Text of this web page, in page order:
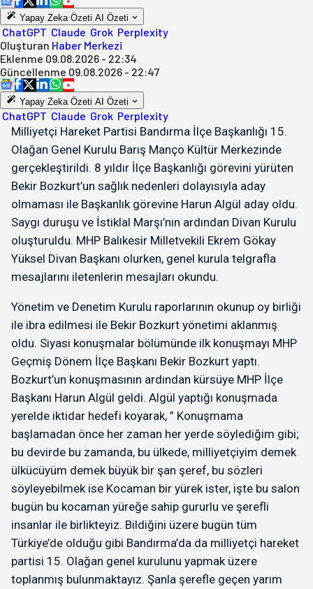
Yapay Zeka Özeti AI Özeti
ChatGPT Claude Grok Perplexity
Oluşturan Haber Merkezi
Eklenme 09.08.2026 - 22:34
Güncellenme 09.08.2026 - 22:47
Yapay Zeka Özeti AI Özeti
ChatGPT Claude Grok Perplexity
Milliyetçi Hareket Partisi Bandırma İlçe Başkanlığı 15.
Olağan Genel Kurulu Barış Manço Kültür Merkezinde
gerçekleştirildi. 8 yıldır İlçe Başkanlığı görevini yürüten
Bekir Bozkurt’un sağlık nedenleri dolayısıyla aday
olmaması ile Başkanlık görevine Harun Algül aday oldu.
Saygı duruşu ve İstiklal Marşı’nın ardından Divan Kurulu
oluşturuldu. MHP Balıkesir Milletvekili Ekrem Gökay
Yüksel Divan Başkanı olurken, genel kurula telgrafla
mesajlarını iletenlerin mesajları okundu.
Yönetim ve Denetim Kurulu raporlarının okunup oy birliği
ile ibra edilmesi ile Bekir Bozkurt yönetimi aklanmış
oldu. Siyasi konuşmalar bölümünde ilk konuşmayı MHP
Geçmiş Dönem İlçe Başkanı Bekir Bozkurt yaptı.
Bozkurt’un konuşmasının ardından kürsüye MHP İlçe
Başkanı Harun Algül geldi. Algül yaptığı konuşmada
yerelde iktidar hedefi koyarak, ” Konuşmama
başlamadan önce her zaman her yerde söylediğim gibi;
bu devirde bu zamanda, bu ülkede, milliyetçiyim demek
ülkücüyüm demek büyük bir şan şeref, bu sözleri
söyleyebilmek ise Kocaman bir yürek ister, işte bu salon
bugün bu kocaman yüreğe sahip gururlu ve şerefli
insanlar ile birlikteyiz. Bildiğini üzere bugün tüm
Türkiye’de olduğu gibi Bandırma’da da milliyetçi hareket
partisi 15. Olağan genel kurulunu yapmak üzere
toplanmış bulunmaktayız. Şanla şerefle geçen yarım